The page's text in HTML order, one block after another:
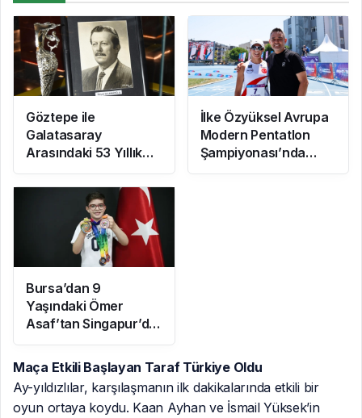
Göztepe ile
Galatasaray
Arasındaki 53 Yıllık
Yarım Kupa Hikayesi
İlke Özyüksel Avrupa
Modern Pentatlon
Şampiyonası’nda
Finale Yükseldi
Bursa’dan 9
Yaşındaki Ömer
Asaf’tan Singapur’da
Çifte Bronz Madalya
Maça Etkili Başlayan Taraf Türkiye Oldu
Ay-yıldızlılar, karşılaşmanın ilk dakikalarında etkili bir
oyun ortaya koydu. Kaan Ayhan ve İsmail Yüksek’in